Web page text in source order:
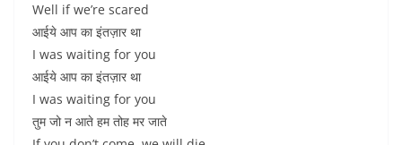
Well if we’re scared
आईये आप का इंतज़ार था
I was waiting for you
आईये आप का इंतज़ार था
I was waiting for you
तुम जो न आते हम तोह मर जाते